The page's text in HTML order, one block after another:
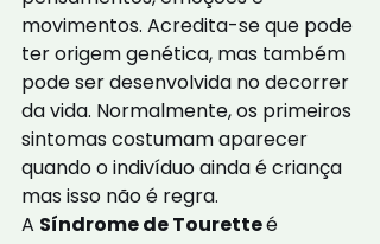
movimentos. Acredita-se que pode
ter origem genética, mas também
pode ser desenvolvida no decorrer
da vida. Normalmente, os primeiros
sintomas costumam aparecer
quando o indivíduo ainda é criança
mas isso não é regra.
A Síndrome de Tourette é